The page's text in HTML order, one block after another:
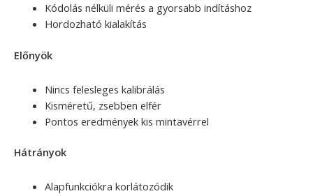
Kódolás nélküli mérés a gyorsabb indításhoz
Hordozható kialakítás
Előnyök
Nincs felesleges kalibrálás
Kisméretű, zsebben elfér
Pontos eredmények kis mintavérrel
Hátrányok
Alapfunkciókra korlátozódik